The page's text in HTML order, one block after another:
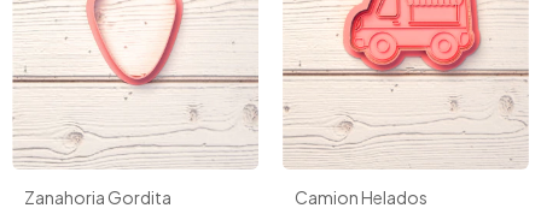
Zanahoria Gordita Camion Helados